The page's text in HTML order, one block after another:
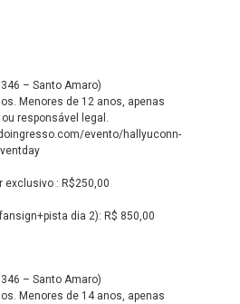
– Santo Amaro)
Menores de 12 anos, apenas
responsável legal.
evento/hallyuconn-
exclusivo : R$250,00
dia 2): R$ 850,00
– Santo Amaro)
Menores de 14 anos, apenas